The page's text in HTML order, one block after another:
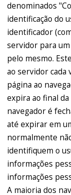
denominados
identificação do
identificador
servidor para
pelo mesmo.
ao servidor cada
página ao
expira ao final
navegador é
até expirar em
normalmente
identifiquem o
informações
informações
A maioria dos